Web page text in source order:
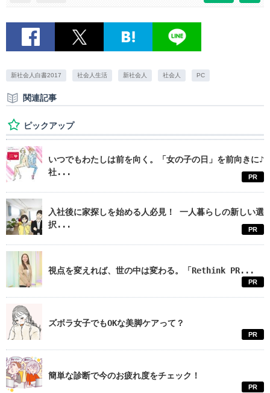
新社会人白書2017 社会人生活 新社会人 社会人 PC
関連記事
ピックアップ
いつでもわたしは前を向く。「女の子の日」を前向きに♪
社...
PR
入社後に家探しを始める人必見！ 一人暮らしの新しい選
択...
PR
視点を変えれば、世の中は変わる。「Rethink PR...
PR
ズボラ女子でもOKな美脚ケアって？
PR
簡単な診断で今のお疲れ度をチェック！
PR